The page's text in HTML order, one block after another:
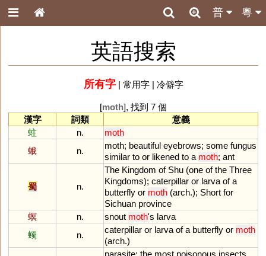
粵
普
英語搜索
所有字| 常用字| 冷僻字
[moth], 找到 7 個
漢字
詞類
意義
蛀
n.
moth
蛾
n.
moth; beautiful eyebrows; some fungus
similar to or likened to a moth; ant
蜀 n.
The Kingdom of Shu (one of the Three
Kingdoms); caterpillar or larva of a
butterfly or moth (arch.); Short for
Sichuan province
螟
n. snout moth's larva
蠋
n.
caterpillar or larva of a butterfly or moth
(arch.)
parasite; the most poisonous insects